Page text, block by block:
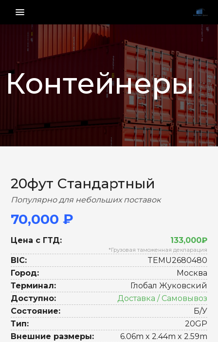
menu_vert
Контейнеры
НАЗАД ВПЕРЕД
20фут Стандартный
Популярно для небольших поставок
70,000 ₽
Цена с ГТД: 133,000₽
*Грузовая таможенная декларация
BIC:
TEMU2680480
Город:
Москва
Терминал:
Глобал Жуковский
Доступно:
Доставка / Самовывоз
Состояние:
Б/У
Тип:
20GP
Внешние размеры:
6.06m x 2.44m x 2.59m